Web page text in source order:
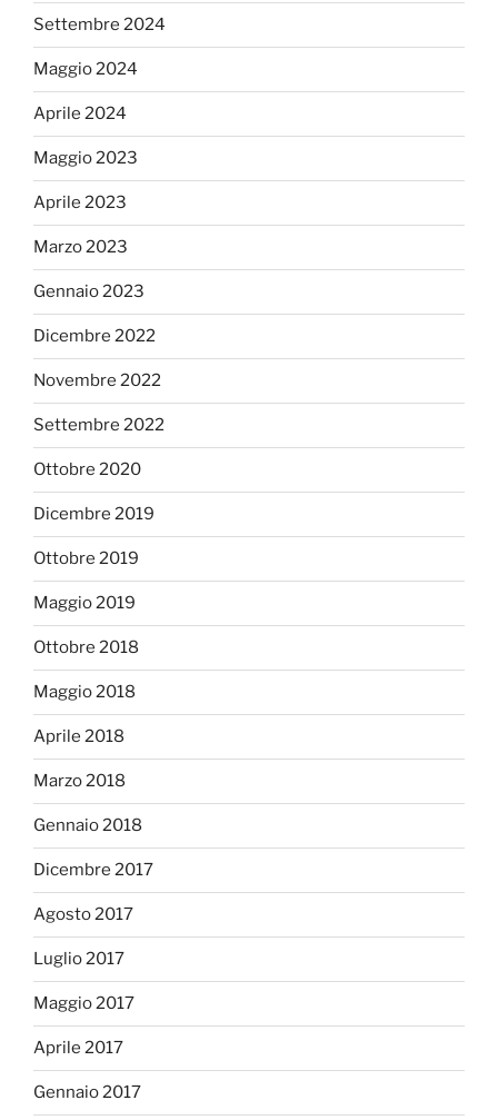
Settembre 2024
Maggio 2024
Aprile 2024
Maggio 2023
Aprile 2023
Marzo 2023
Gennaio 2023
Dicembre 2022
Novembre 2022
Settembre 2022
Ottobre 2020
Dicembre 2019
Ottobre 2019
Maggio 2019
Ottobre 2018
Maggio 2018
Aprile 2018
Marzo 2018
Gennaio 2018
Dicembre 2017
Agosto 2017
Luglio 2017
Maggio 2017
Aprile 2017
Gennaio 2017